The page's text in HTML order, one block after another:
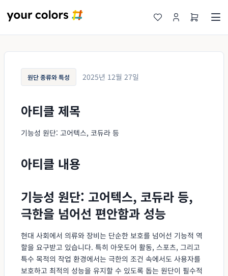
원단 종류와 특성 2025년 12월 27일
아티클 제목
기능성 원단: 고어텍스, 코듀라 등
아티클 내용
기능성 원단: 고어텍스, 코듀라 등,
극한을 넘어선 편안함과 성능
현대 사회에서 의류와 장비는 단순한 보호를 넘어선 기능적 역
할을 요구받고 있습니다. 특히 아웃도어 활동, 스포츠, 그리고
특수 목적의 작업 환경에서는 극한의 조건 속에서도 사용자를
보호하고 최적의 성능을 유지할 수 있도록 돕는 원단이 필수적